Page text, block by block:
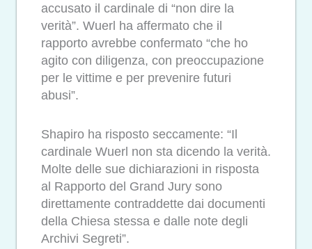
accusato il cardinale di “non dire la
verità”. Wuerl ha affermato che il
rapporto avrebbe confermato “che ho
agito con diligenza, con preoccupazione
per le vittime e per prevenire futuri
abusi”.
Shapiro ha risposto seccamente: “Il
cardinale Wuerl non sta dicendo la verità.
Molte delle sue dichiarazioni in risposta
al Rapporto del Grand Jury sono
direttamente contraddette dai documenti
della Chiesa stessa e dalle note degli
Archivi Segreti”.